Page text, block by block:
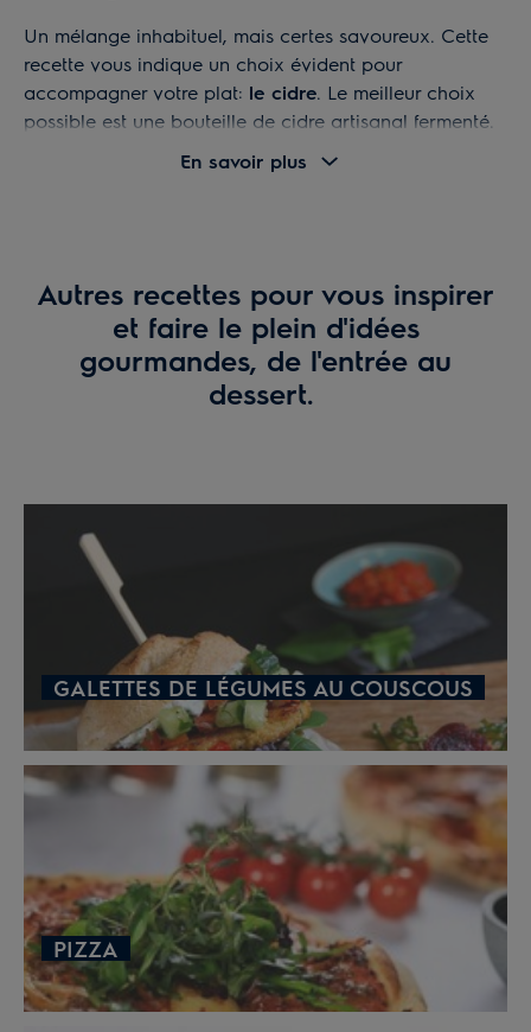
Un mélange inhabituel, mais certes savoureux. Cette
recette vous indique un choix évident pour
accompagner votre plat: le cidre. Le meilleur choix
possible est une bouteille de cidre artisanal fermenté.
origine, comme du cidre français (Bretagne,
Le cidre aura meilleur goût si vous le dégustez dans
un verre à vin. Il existe toutefois une solution sans
alcool: du jus de pomme produit en ferme fait à partir
de pommes Cox ou Bramley, au goût très relevé et
En savoir plus
Autres recettes pour vous inspirer
et faire le plein d'idées
gourmandes, de l'entrée au
dessert.
GALETTES DE LÉGUMES AU COUSCOUS
PIZZA